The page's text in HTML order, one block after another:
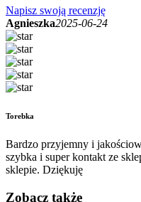
Napisz swoją recenzję
Agnieszka2025-06-24
Torebka
Bardzo przyjemny i
szybka i super kontakt ze
sklepie. Dziękuję
Zobacz także